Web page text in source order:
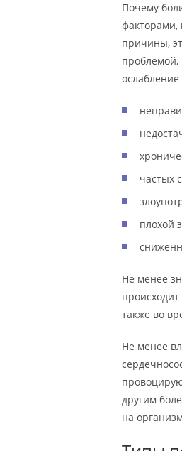
Почему
факторами,
причины,
проблемой,
частых
плохой
Не менее
также во
Не менее
другим
на